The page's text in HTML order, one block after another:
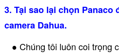
3. Tại sao lại chọn Panaco
camera Dahua.
● Chúng tôi luôn coi trọng